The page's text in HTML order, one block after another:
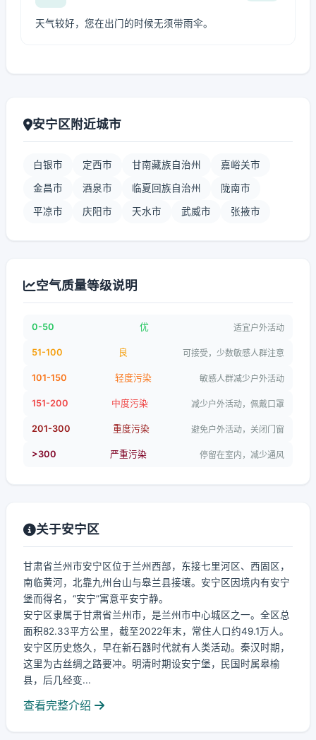
天气较好，您在出门的时候无须带雨伞。
安宁区附近城市
白银市 定西市 甘南藏族自治州 嘉峪关市
金昌市 酒泉市 临夏回族自治州 陇南市
平凉市 庆阳市 天水市 武威市 张掖市
空气质量等级说明
0-50 优 适宜户外活动
51-100 良 可接受，少数敏感人群注意
101-150 轻度污染 敏感人群减少户外活动
151-200 中度污染 减少户外活动，佩戴口罩
201-300 重度污染 避免户外活动，关闭门窗
>300 严重污染 停留在室内，减少通风
关于安宁区
甘肃省兰州市安宁区位于兰州西部，东接七里河区、西固区，
南临黄河，北靠九州台山与皋兰县接壤。安宁区因境内有安宁
堡而得名，“安宁”寓意平安宁静。
安宁区隶属于甘肃省兰州市，是兰州市中心城区之一。全区总
面积82.33平方公里，截至2022年末，常住人口约49.1万人。
安宁区历史悠久，早在新石器时代就有人类活动。秦汉时期，
这里为古丝绸之路要冲。明清时期设安宁堡，民国时属皋榆
县，后几经变...
查看完整介绍